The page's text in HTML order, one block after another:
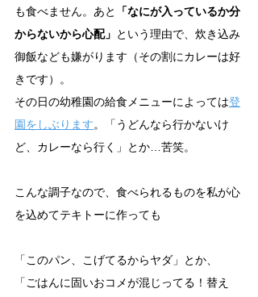
も食べません。あと
「なにが入っているか分
からないから心配」 という理由で、炊き込み
御飯なども嫌がります（その割にカレーは好
きです）。
その日の幼稚園の給食メニューによっては登
園をしぶります。「うどんなら行かないけ
ど、カレーなら行く」とか…苦笑。
こんな調子なので、食べられるものを私が心
を込めてテキトーに作っても
「このパン、こげてるからヤダ」とか、
「ごはんに固いおコメが混じってる！替え